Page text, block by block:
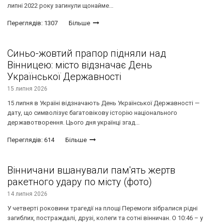
липні 2022 року загинули щонайме...
Переглядів: 1307 Більше
Синьо-жовтий прапор підняли над
Вінницею: місто відзначає День
Української Державності
15 липня 2026
15 липня в Україні відзначають День Української Державності —
дату, що символізує багатовікову історію національного
державотворення. Цього дня українці згад...
Переглядів: 614 Більше
Вінничани вшанували пам'ять жертв
ракетного удару по місту (фото)
14 липня 2026
У четверті роковини трагедії на площі Перемоги зібралися рідні
загиблих, постраждалі, друзі, колеги та сотні вінничан. О 10:46 – у